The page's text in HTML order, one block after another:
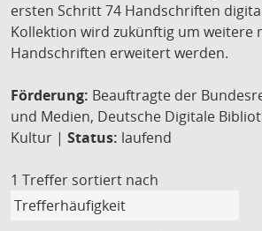
ersten Schritt 74 Handschriften
Kollektion wird zukünftig um weitere
Handschriften erweitert werden.
Förderung: Beauftragte der
und Medien, Deutsche Digitale
Kultur | Status: laufend
1 Treffer sortiert nach